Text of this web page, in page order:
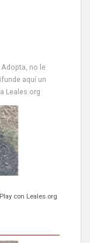
Adopta, no le
aquí un
Leales.org
con Leales.org